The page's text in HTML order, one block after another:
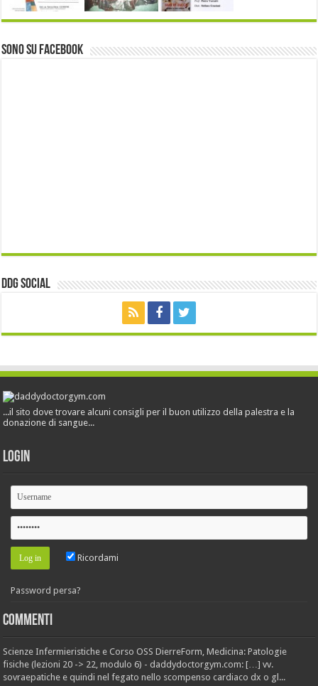
Sono su Facebook
ddg Social
...il sito dove trovare alcuni consigli per il buon utilizzo della palestra e la
donazione di sangue...
Login
Ricordami
Password persa?
Commenti
Scienze Infermieristiche e Corso OSS DierreForm, Medicina: Patologie
fisiche (lezioni 20 -> 22, modulo 6) - daddydoctorgym.com: […] vv.
sovraepatiche e quindi nel fegato nello scompenso cardiaco dx o gl...